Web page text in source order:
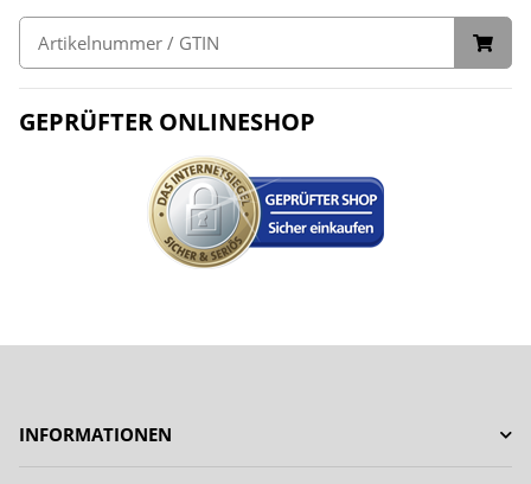
GEPRÜFTER ONLINESHOP
INFORMATIONEN